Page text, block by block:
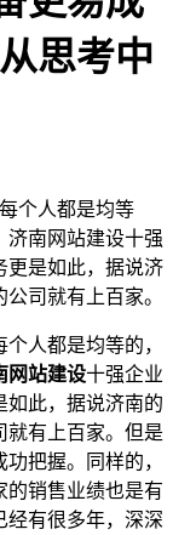
思考中
个人都是均等
济南网站建设十强
更是如此，据说济
司就有上百家。
人都是均等的，
网站建设十强企业
如此，据说济南的
就有上百家。但是
把握。同样的，
的销售业绩也是有
经有很多年，深深